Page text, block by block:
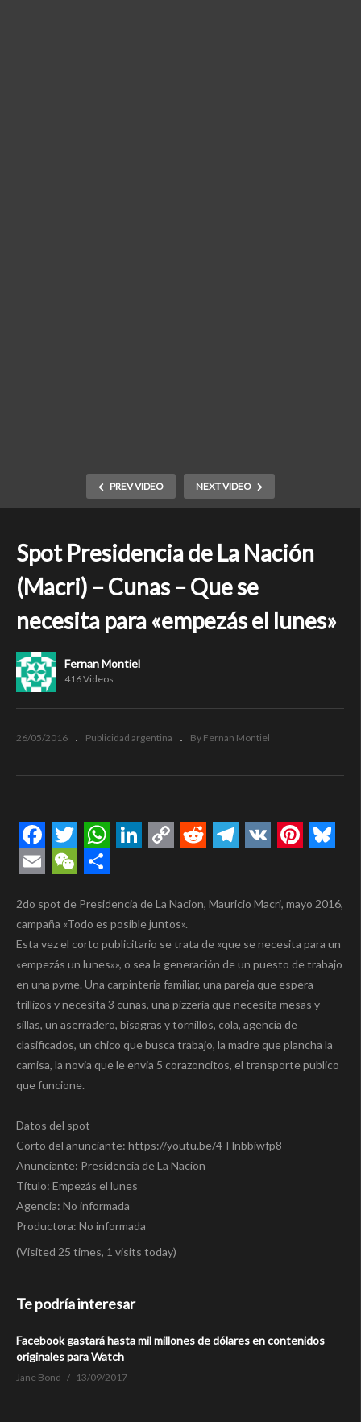
PREV VIDEO NEXT VIDEO
Spot Presidencia de La Nación
(Macri) – Cunas – Que se
necesita para «empezás el lunes»
Fernan Montiel
416 Videos
26/05/2016 Publicidad argentina By Fernan Montiel
Facebook
TwitterWhatsApp
2do spot de Presidencia de La Nacion, Mauricio Macri, mayo 2016,
campaña «Todo es posible juntos».
Esta vez el corto publicitario se trata de «que se necesita para un
«empezás un lunes»», o sea la generación de un puesto de trabajo
en una pyme. Una carpinteria familiar, una pareja que espera
trillizos y necesita 3 cunas, una pizzeria que necesita mesas y
sillas, un aserradero, bisagras y tornillos, cola, agencia de
clasificados, un chico que busca trabajo, la madre que plancha la
camisa, la novia que le envia 5 corazoncitos, el transporte publico
que funcione.
Datos del spot
Corto del anunciante: https://youtu.be/4-Hnbbiwfp8
Anunciante: Presidencia de La Nacion
Título: Empezás el lunes
Agencia: No informada
Productora: No informada
(Visited 25 times, 1 visits today)
Te podría interesar
Facebook gastará hasta mil millones de dólares en contenidos
originales para Watch
Jane Bond 13/09/2017